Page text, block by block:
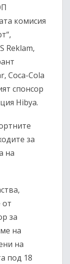
комисия
Reklam,
Coca-Cola
спонсор
Hibya.
за
на
от
за
на
на
под 18